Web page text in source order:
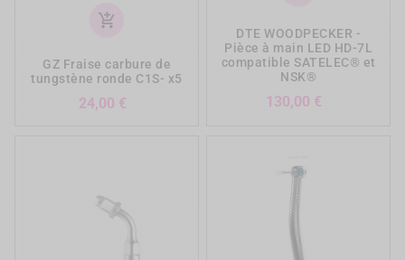
add_shopping_cart
GZ Fraise carbure de
tungstène ronde C1S- x5
24,00 €
DTE WOODPECKER -
Pièce à main LED HD-7L
compatible SATELEC® et
NSK®
130,00 €